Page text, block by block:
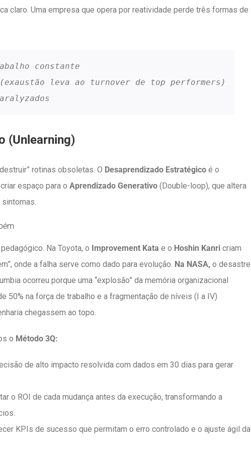
claro. Uma empresa que opera por reatividade perde três formas de
constante
leva ao turnover de top performers)
(Unlearning)
rotinas obsoletas. O Desaprendizado Estratégico é o
espaço para o Aprendizado Generativo (Double-loop), que altera
Na Toyota, o Improvement Kata e o Hoshin Kanri criam
onde a falha serve como dado para evolução. Na NASA, o desastre
ocorreu porque uma “explosão” da memória organizacional
50% na força de trabalho e a fragmentação de níveis (I a IV)
chegassem ao topo.
o Método 3Q:
de alto impacto resolvida com dados em 30 dias para gerar
o ROI de cada mudança antes da execução, transformando a
KPIs de sucesso que permitam o erro controlado e o ajuste ágil da